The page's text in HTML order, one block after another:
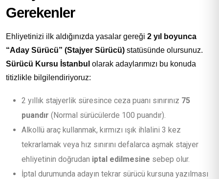
Gerekenler
Ehliyetinizi ilk aldığınızda yasalar gereği 2 yıl boyunca
“Aday Sürücü” (Stajyer Sürücü) statüsünde olursunuz.
Sürücü Kursu İstanbul olarak adaylarımızı bu konuda
titizlikle bilgilendiriyoruz:
2 yıllık stajyerlik süresince ceza puanı sınırınız 75
puandır (Normal sürücülerde 100 puandır).
Alkollü araç kullanmak, kırmızı ışık ihlalini 3 kez
tekrarlamak veya hız sınırını defalarca aşmak stajyer
ehliyetinin doğrudan iptal edilmesine sebep olur.
İptal durumunda adayın tekrar sürücü kursuna yazılması